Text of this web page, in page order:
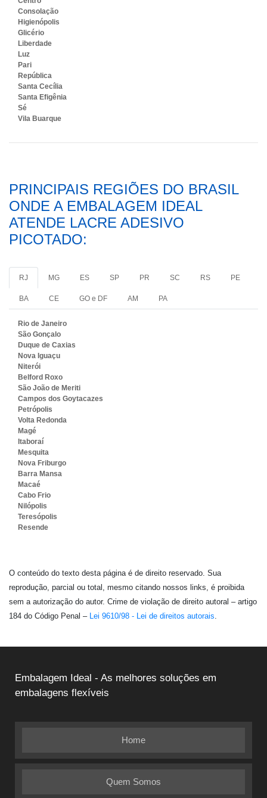
Consolação
Higienópolis
Glicério
Liberdade
Luz
Pari
República
Santa Cecília
Santa Efigênia
Sé
Vila Buarque
PRINCIPAIS REGIÕES DO BRASIL
ONDE A EMBALAGEM IDEAL
ATENDE LACRE ADESIVO
PICOTADO:
RJ MG ES SP PR SC RS PE
BA CE GO e DF AM PA
Rio de Janeiro
São Gonçalo
Duque de Caxias
Nova Iguaçu
Niterói
Belford Roxo
São João de Meriti
Campos dos Goytacazes
Petrópolis
Volta Redonda
Magé
Itaboraí
Mesquita
Nova Friburgo
Barra Mansa
Macaé
Cabo Frio
Nilópolis
Teresópolis
Resende
O conteúdo do texto desta página é de direito reservado. Sua
reprodução, parcial ou total, mesmo citando nossos links, é proibida
sem a autorização do autor. Crime de violação de direito autoral – artigo
184 do Código Penal – Lei 9610/98 - Lei de direitos autorais.
Embalagem Ideal - As melhores soluções em
embalagens flexíveis
Home
Quem Somos